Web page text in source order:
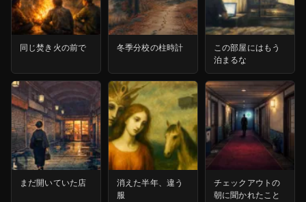
同じ焚き火の前で 冬季分校の柱時計
この部屋にはもう
泊まるな
まだ開いていた店
消えた半年、違う
服
チェックアウトの
朝に聞かれたこと